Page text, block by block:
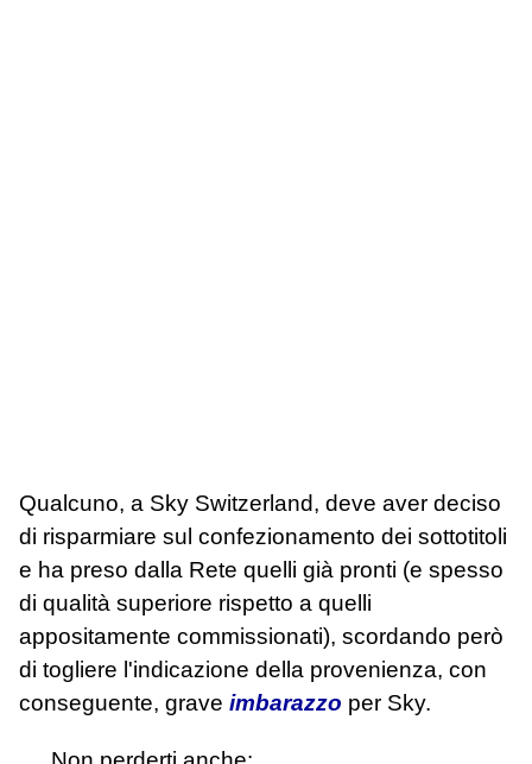
Qualcuno, a Sky Switzerland, deve aver deciso
di risparmiare sul confezionamento dei sottotitoli
e ha preso dalla Rete quelli già pronti (e spesso
di qualità superiore rispetto a quelli
appositamente commissionati), scordando però
di togliere l'indicazione della provenienza, con
conseguente, grave imbarazzo per Sky.